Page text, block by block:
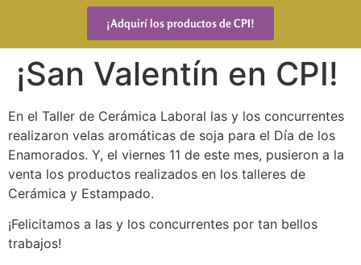
¡Adquirí los productos de CPI!
¡San Valentín en CPI!
En el Taller de Cerámica Laboral las y los concurrentes
realizaron velas aromáticas de soja para el Día de los
Enamorados. Y, el viernes 11 de este mes, pusieron a la
venta los productos realizados en los talleres de
Cerámica y Estampado.
¡Felicitamos a las y los concurrentes por tan bellos
trabajos!